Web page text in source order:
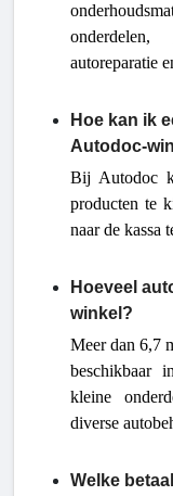
onderdelen,
autoreparatie
Hoe kan ik
Autodoc-
Bij Autodoc
producten te
naar de kassa
Hoeveel
winkel?
Meer dan 6,7
beschikbaar
kleine
diverse
Welke